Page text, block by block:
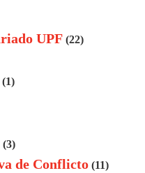
UPF (22)
(1)
(3)
de Conflicto (11)